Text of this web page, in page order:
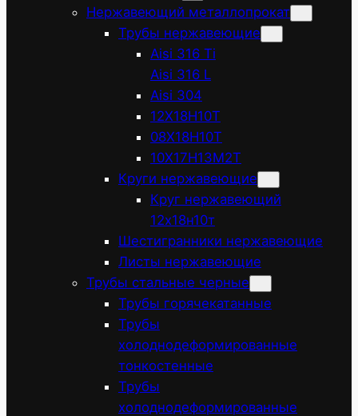
Нержавеющий металлопрокат
Трубы нержавеющие
Aisi 316 Ti
Aisi 316 L
Aisi 304
12Х18Н10Т
08Х18Н10Т
10Х17Н13М2Т
Круги нержавеющие
Круг нержавеющий
12х18н10т
Шестигранники нержавеющие
Листы нержавеющие
Трубы стальные черные
Трубы горячекатанные
Трубы
холоднодеформированные
тонкостенные
Трубы
холоднодеформированные